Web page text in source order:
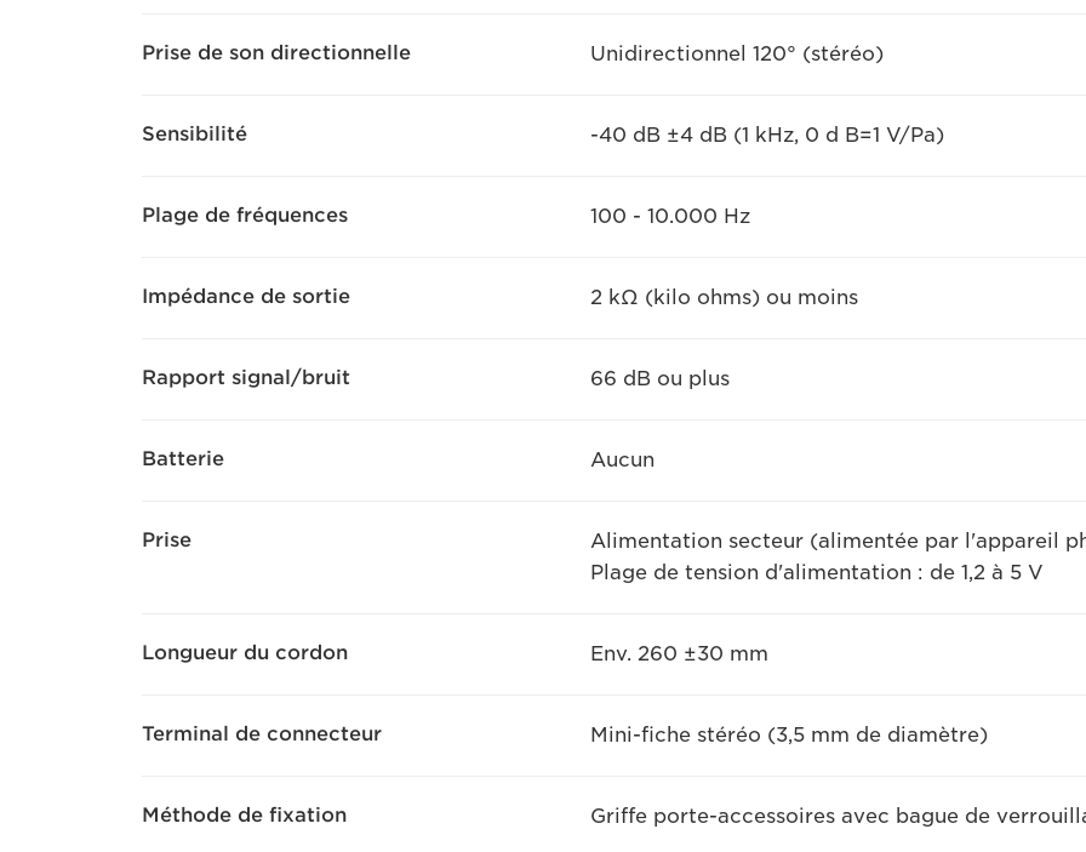
Prise de son directionnelle Unidirectionnel 120° (stéréo)
Sensibilité -40 dB ±4 dB (1 kHz, 0 d B=1 V/Pa)
Plage de fréquences 100 - 10.000 Hz
Impédance de sortie 2 kΩ (kilo ohms) ou moins
Rapport signal/bruit 66 dB ou plus
Batterie Aucun
Prise
Alimentation secteur (alimentée par l'appareil
Plage de tension d'alimentation : de 1,2 à 5 V
Longueur du cordon Env. 260 ±30 mm
Terminal de connecteur Mini-fiche stéréo (3,5 mm de diamètre)
Méthode de fixation Griffe porte-accessoires avec bague de